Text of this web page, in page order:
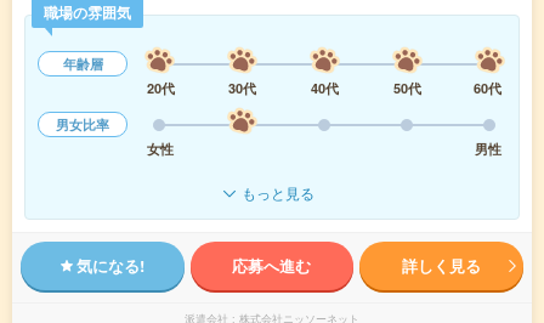
職場の雰囲気
年齢層
20代
30代 40代 50代
60代
男女比率
女性
男性
もっと見る
気になる! 応募へ進む 詳しく見る
派遣会社 株式会社ニッソーネット